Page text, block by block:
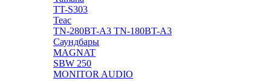
TT-S303
Teac
TN-280BT-A3 TN-180BT-A3
Саундбары
MAGNAT
SBW 250
MONITOR AUDIO